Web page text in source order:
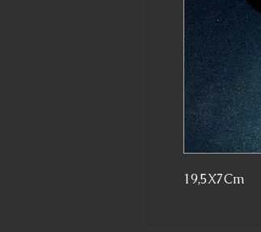
19,5X7Cm